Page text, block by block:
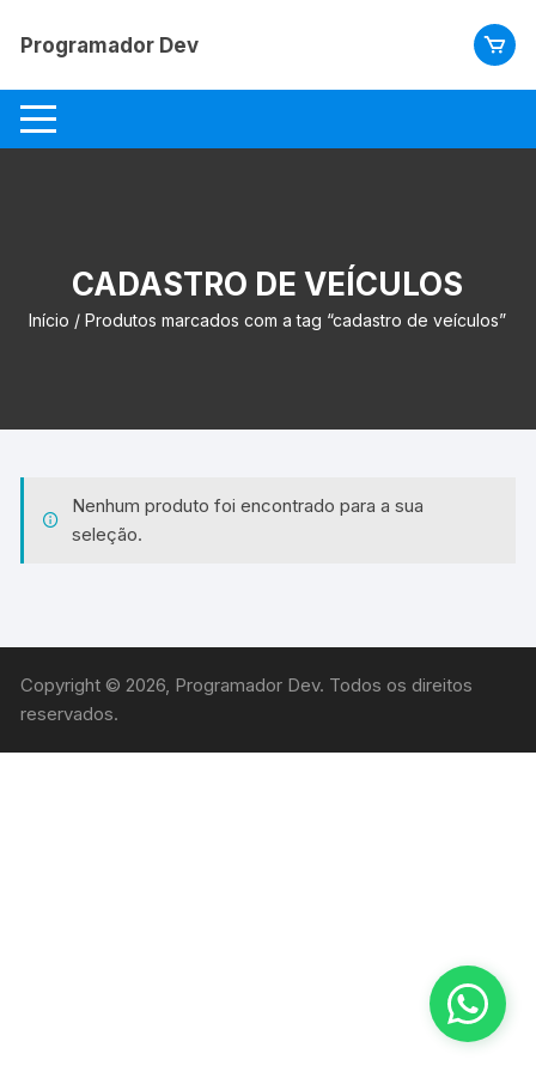
paraProgramador Dev
CADASTRO DE VEÍCULOS
Início / Produtos marcados com a tag “cadastro de veículos”
Nenhum produto foi encontrado para a sua
seleção.
Copyright © 2026, Programador Dev. Todos os direitos
reservados.